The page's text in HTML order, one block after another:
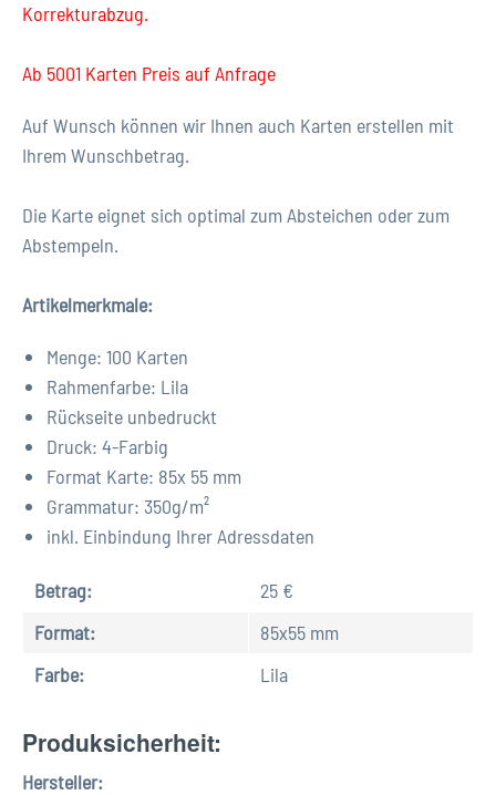
Korrekturabzug.
Ab 5001 Karten Preis auf Anfrage
Auf Wunsch können wir Ihnen auch Karten erstellen mit
Ihrem Wunschbetrag.
Die Karte eignet sich optimal zum Absteichen oder zum
Abstempeln.
Artikelmerkmale:
Menge: 100 Karten
Rahmenfarbe: Lila
Rückseite unbedruckt
Druck: 4-Farbig
Format Karte: 85x 55 mm
Grammatur: 350g/m²
inkl. Einbindung Ihrer Adressdaten
Betrag:
25 €
Format:
85x55 mm
Farbe:
Lila
Produksicherheit:
Hersteller: